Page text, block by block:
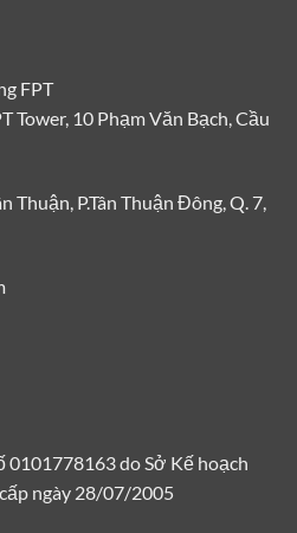
FPT
Tower, 10 Phạm Văn Bạch, Cầu
Thuận, P.Tân Thuận Đông, Q. 7,
do Sở Kế hoạch
ngày 28/07/2005